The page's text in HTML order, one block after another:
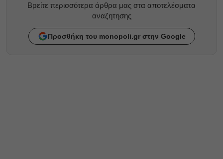
Βρείτε περισσότερα άρθρα μας στα αποτελέσματα
αναζητησης
Προσθήκη του monopoli.gr στην Google